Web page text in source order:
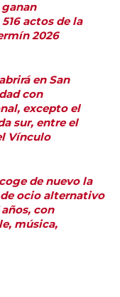
actos de la
2026
en San
con
excepto el
sur, entre el
Vínculo
de nuevo la
ocio alternativo
años, con
música,